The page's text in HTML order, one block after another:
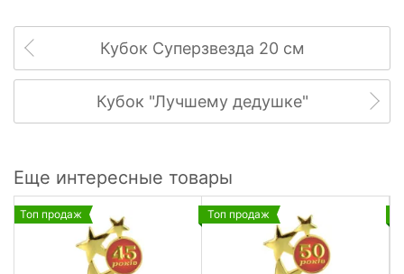
Кубок Суперзвезда 20 см
Кубок "Лучшему дедушке"
Еще интересные товары
Топ продаж Топ продаж